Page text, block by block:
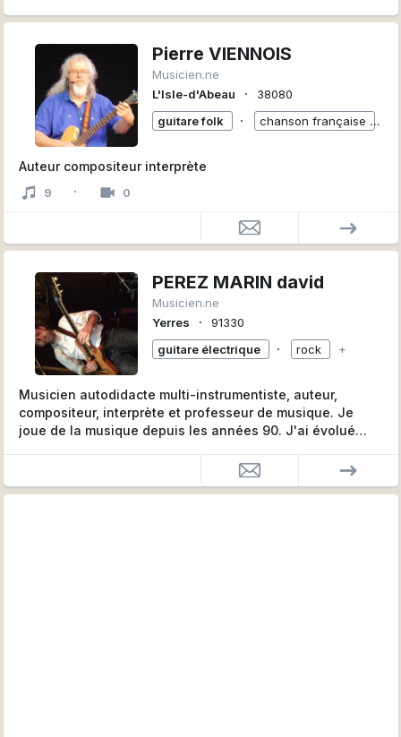
Pierre VIENNOIS
Musicien.ne
L'Isle-d'Abeau
∙
38080
guitare folk
∙ chanson française
Auteur compositeur interprète
9 · 0
PEREZ MARIN david
Musicien.ne
Yerres
∙
91330
guitare électrique
∙ rock +
Musicien autodidacte multi-instrumentiste, auteur,
compositeur, interprète et professeur de musique. Je
joue de la musique depuis les années 90. J'ai évolué